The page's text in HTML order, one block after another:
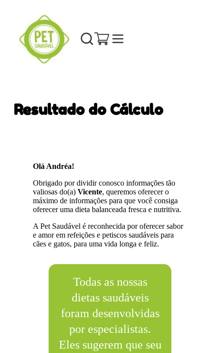
Resultado do Cálculo
Olá Andréa!
Obrigado por dividir conosco informações tão
valiosas do(a)Vicente, queremos oferecer o
máximo de informações para que você consiga
oferecer uma dieta balanceada fresca e nutritiva.
A Pet Saudável é reconhecida por oferecer sabor
e amor em refeições e petiscos saudáveis para
cães e gatos, para uma vida longa e feliz.
Todas as nossas
dietas saudáveis
foram desenvolvidas
por especialistas.
Eles sugerem que seu